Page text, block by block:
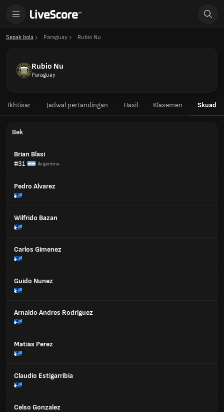
Sepak bola Paraguay Rubio Nu
Rubio Nu
Paraguay
Ikhtisar Jadwal pertandingan Hasil Klasemen Skuad
Bek
Brian Blasi
#31
Argentina
Pedro Alvarez
Wilfrido Bazan
Carlos Gimenez
Guido Nunez
Arnaldo Andres Rodriguez
Matias Perez
Claudio Estigarribia
Celso Gonzalez